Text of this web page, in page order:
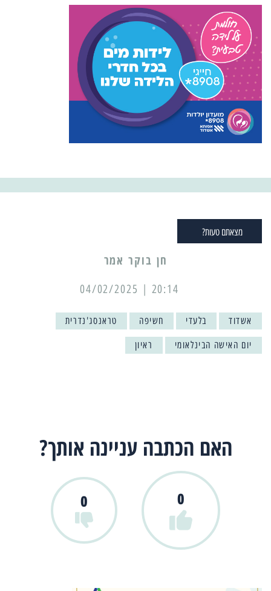
מצאתם טעות?
20:14 | 04/02/2025
אשדוד בלעדי חשיפה טראנסג'נדרית
יום האישה הבינלאומי ראיון
האם הכתבה עניינה אותך?
0
0